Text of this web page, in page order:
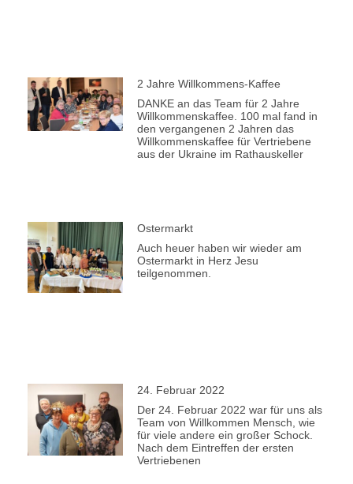
2 Jahre Willkommens-Kaffee
DANKE an das Team für 2 Jahre
Willkommenskaffee. 100 mal fand in
den vergangenen 2 Jahren das
Willkommenskaffee für Vertriebene
aus der Ukraine im Rathauskeller
Ostermarkt
Auch heuer haben wir wieder am
Ostermarkt in Herz Jesu
teilgenommen.
24. Februar 2022
Der 24. Februar 2022 war für uns als
Team von Willkommen Mensch, wie
für viele andere ein großer Schock.
Nach dem Eintreffen der ersten
Vertriebenen